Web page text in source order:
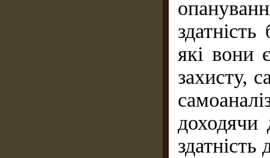
які вони
захисту,
доходячи